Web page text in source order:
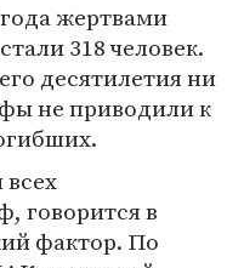
жертвами
318 человек.
десятилетия ни
не приводили к
говорится в
фактор. По